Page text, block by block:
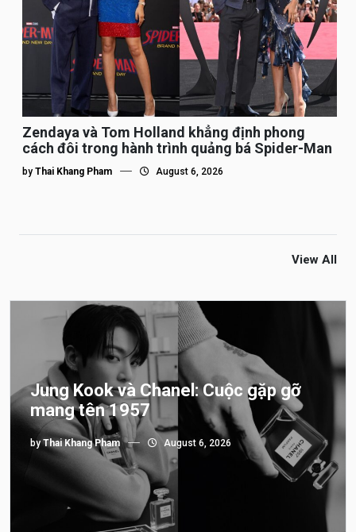
Zendaya và Tom Holland khẳng định phong
cách đôi trong hành trình quảng bá Spider-Man
by Thai Khang Pham August 6, 2026
View All
Jung Kook và Chanel: Cuộc gặp gỡ
mang tên 1957
byThai Khang Pham August 6, 2026